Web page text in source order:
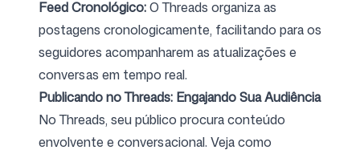
Contato
Feed Cronológico:O Threads organiza as
postagens cronologicamente, facilitando para os
seguidores acompanharem as atualizações e
conversas em tempo real.
Publicando no Threads: Engajando Sua Audiência
No Threads, seu público procura conteúdo
envolvente e conversacional. Veja como